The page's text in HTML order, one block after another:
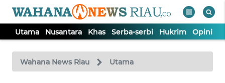
Utama Nusantara Khas Serba-serbi Hukrim Opini
Wahana News Riau Utama
TV
Tutup